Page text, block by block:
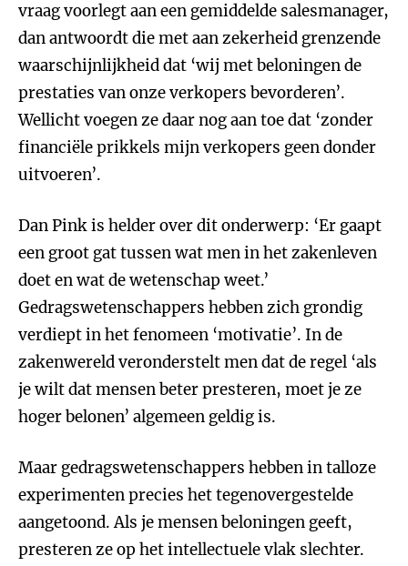
vraag voorlegt aan een gemiddelde salesmanager,
dan antwoordt die met aan zekerheid grenzende
waarschijnlijkheid dat ‘wij met beloningen de
prestaties van onze verkopers bevorderen’.
Wellicht voegen ze daar nog aan toe dat ‘zonder
financiële prikkels mijn verkopers geen donder
uitvoeren’.
Dan Pink is helder over dit onderwerp: ‘Er gaapt
een groot gat tussen wat men in het zakenleven
doet en wat de wetenschap weet.’
Gedragswetenschappers hebben zich grondig
verdiept in het fenomeen ‘motivatie’. In de
zakenwereld veronderstelt men dat de regel ‘als
je wilt dat mensen beter presteren, moet je ze
hoger belonen’ algemeen geldig is.
Maar gedragswetenschappers hebben in talloze
experimenten precies het tegenovergestelde
aangetoond. Als je mensen beloningen geeft,
presteren ze op het intellectuele vlak slechter.